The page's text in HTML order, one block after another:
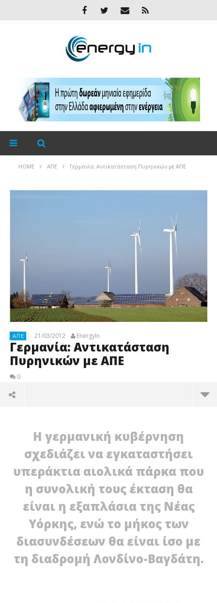
HOME ΑΠΕ Γερμανία: Αντικατάσταση Πυρηνικών με ΑΠΕ
ΑΠΕ 21/03/2012 EnergyIn
Γερμανία: Αντικατάσταση
Πυρηνικών με ΑΠΕ
0
NOW VIEWING
Γερμανία: Αντικατάσταση Πυρηνικών με ΑΠΕ
21/03/2012
EnergyIn
Η γερμανική κυβέρνηση
σχεδιάζει να εγκαταστήσει
υπεράκτια αιολικά πάρκα που
η συνολική τους έκταση θα
είναι η εξαπλάσια της Νέας
Υόρκης, ενώ το μήκος των
διασυνδέσεων θα είναι ίσο με
τη διαδρομή Λονδίνο-Βαγδάτη.